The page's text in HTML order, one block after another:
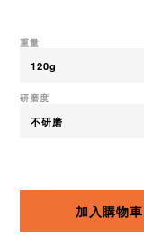
重量
研磨度
加入購物車